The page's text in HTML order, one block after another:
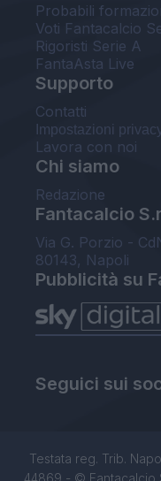
Probabili
Voti Fantacalcio
Rigoristi Serie A
FantaAsta Live
Supporto
Contatti
Impostazioni
Lavora con noi
Chi siamo
Redazione
Fantacalcio
Via G. Porzio -
80143, Napoli
Pubblicità su
Seguici sui
Testata reg. Trib.
44869 - © Fantacalcio